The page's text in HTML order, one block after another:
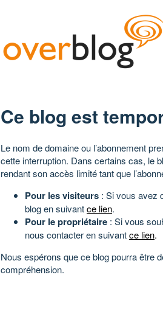
Ce blog est
Le nom de domaine ou l’abonnement
cette interruption. Dans certains cas, le
rendant son accès limité tant que
Pour les visiteurs : Si vous avez
blog en suivantce lien.
Pour le propriétaire : Si vous
nous contacter en suivantce lien.
Nous espérons que ce blog pourra être
compréhension.